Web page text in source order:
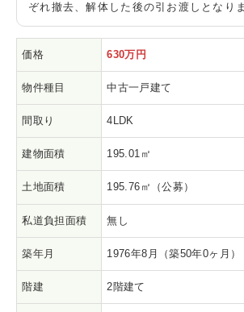
ぞれ撤去、解体した後の引お渡しとなり
価格 630万円
物件種目 中古一戸建て
間取り 4LDK
建物面積 195.01㎡
土地面積 195.76㎡（公募）
私道負担面積 無し
築年月 1976年8月（築50年0ヶ月）
階建 2階建て